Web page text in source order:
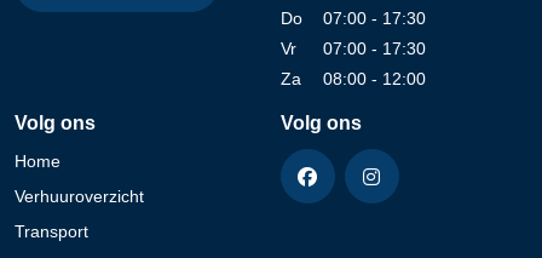
Do
07:00 - 17:30
Vr
07:00 - 17:30
Za
08:00 - 12:00
Volg ons
Home
Verhuuroverzicht
Transport
Volg ons